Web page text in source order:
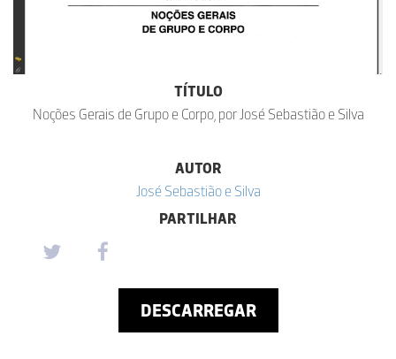
TÍTULO
Noções Gerais de Grupo e Corpo, por José Sebastião e Silva
AUTOR
José Sebastião e Silva
PARTILHAR
DESCARREGAR